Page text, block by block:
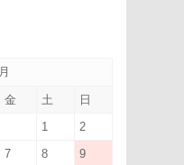
金 土 日
1
2
7 8
9